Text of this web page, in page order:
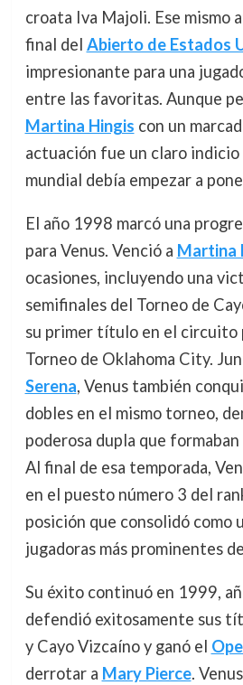
croata Iva Majoli. Ese mismo
final del Abierto de Estados
impresionante para una
entre las favoritas. Aunque
Martina Hingis con un
actuación fue un claro
mundial debía empezar a
El año 1998 marcó una
para Venus. Venció a Martina
ocasiones, incluyendo una
semifinales del Torneo de
su primer título en el circuito
Torneo de Oklahoma City.
Serena, Venus también
dobles en el mismo torneo,
poderosa dupla que formaban
Al final de esa temporada,
en el puesto número 3 del
posición que consolidó como
jugadoras más prominentes
Su éxito continuó en 1999,
defendió exitosamente sus
y Cayo Vizcaíno y ganó el
derrotar a Mary Pierce.